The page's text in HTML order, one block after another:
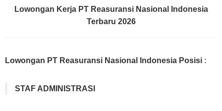
Lowongan Kerja PT Reasuransi Nasional Indonesia
Terbaru 2026
Lowongan PT Reasuransi Nasional Indonesia Posisi :
STAF ADMINISTRASI